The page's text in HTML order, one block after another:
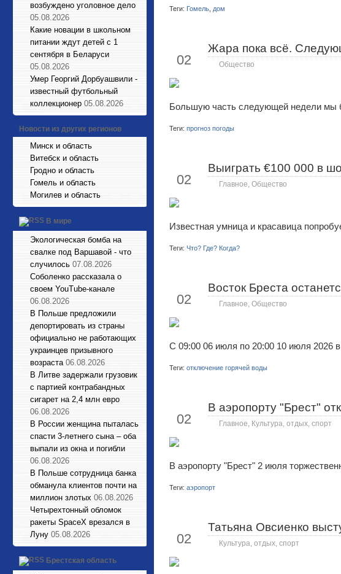
возбуждено уголовное дело
05.08.2026
Какие новации в школьном
питании ждут детей с 1
сентября в Беларуси
05.08.2026
Умер Георгий Дорбуашвили -
известный футбольный
коллекционер 05.08.2026
Новости из других регионов
Минск и область
Витебск и область
Гродно и область
Гомель и область
Могилев и область
В мире
Экологическая бомба на
свалке под Варшавой - что
случилось 07.08.2026
Соболенко рассказала о
своем YouTube-канале
06.08.2026
В Польше предложили
депортировать из страны
официально не работающих
украинцев призывного
возраста 06.08.2026
В Литве задержали грузовик
с партией контрабандных
сигарет на 2,4 млн евро
06.08.2026
В России женщина пыталась
спасти 3-летнего сына – оба
выпали из окна и погибли
06.08.2026
В Польше сотрудница банка
обманула клиентов почти на
миллион злотых 06.08.2026
Четырехтонный обломок
ракеты SpaceX врезался в
Луну 05.08.2026
Брестская область
Теги: Гомель дом
02
Жара пока всё.
Общество
Большую часть следующей недели мы
Теги: прогноз погоды
02
Выиграть €100 000 в
Главное Общество
Известная умница и красавица
Теги: Что? Где? Когда?
02
Восток Бреста
Главное Общество
С 09:00 06 июля по 20:00 10 июля 2026
Теги: отключение горячей воды
02
В аэропорту "Брест"
Главное Культура, отдых, спорт
В аэропорту "Брест" 2 июля
Теги: аэропорт
02
Татьяна Овсиенко
Культура, отдых, спорт